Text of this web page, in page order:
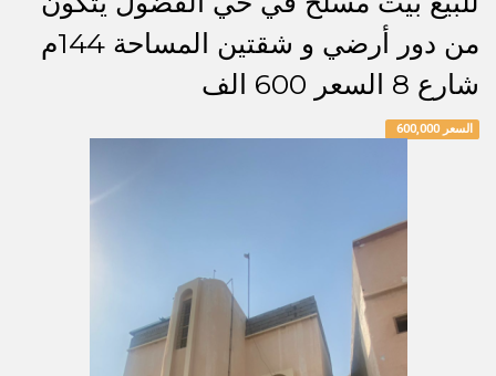
من دور أرضي و شقتين المساحة 144م
شارع 8 السعر 600 الف
السعر 600,000